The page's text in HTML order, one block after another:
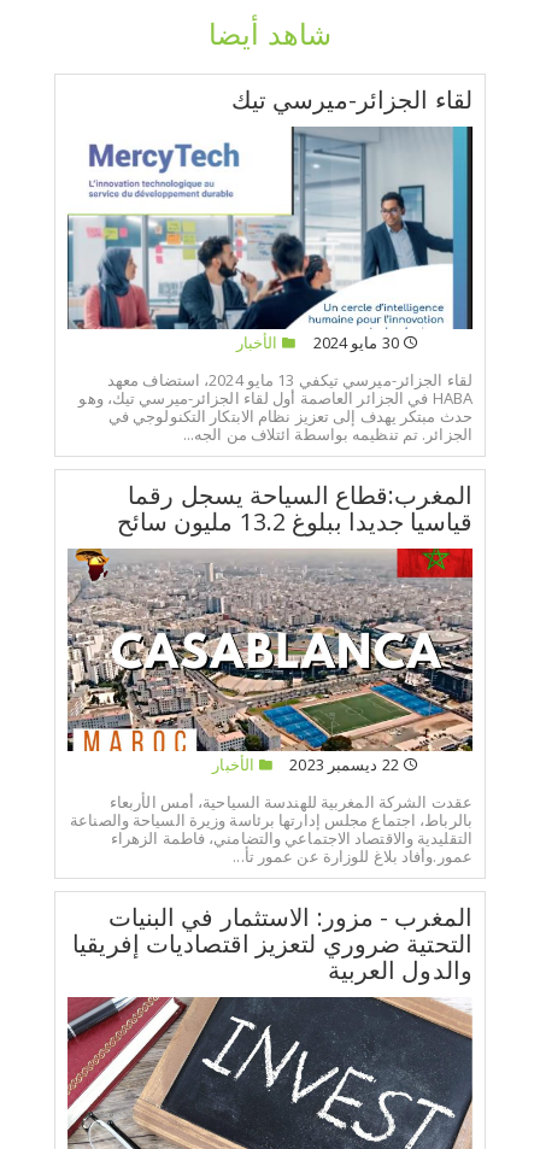
شاهد أيضا
لقاء الجزائر-ميرسي تيك
30 مايو 2024
الأخبار
لقاء الجزائر-ميرسي تيكفي 13 مايو 2024، استضاف معهد
HABA في الجزائر العاصمة أول لقاء الجزائر-ميرسي تيك، وهو
حدث مبتكر يهدف إلى تعزيز نظام الابتكار التكنولوجي في
الجزائر. تم تنظيمه بواسطة ائتلاف من الجه...
المغرب:قطاع السياحة يسجل رقما
قياسيا جديدا ببلوغ 13.2 مليون سائح
22 ديسمبر 2023
الأخبار
عقدت الشركة المغربية للهندسة السياحية، أمس الأربعاء
بالرباط، اجتماع مجلس إدارتها برئاسة وزيرة السياحة والصناعة
التقليدية والاقتصاد الاجتماعي والتضامني، فاطمة الزهراء
عمور.وأفاد بلاغ للوزارة عن عمور تأ...
المغرب - مزور: الاستثمار في البنيات
التحتية ضروري لتعزيز اقتصاديات إفريقيا
والدول العربية